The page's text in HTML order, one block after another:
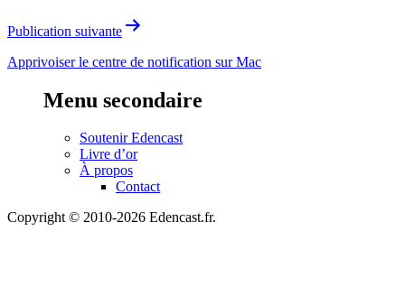
Publication suivante
Apprivoiser le centre de notification sur Mac
Menu secondaire
Soutenir Edencast
Livre d’or
À propos
Contact
Copyright © 2010-2026 Edencast.fr.